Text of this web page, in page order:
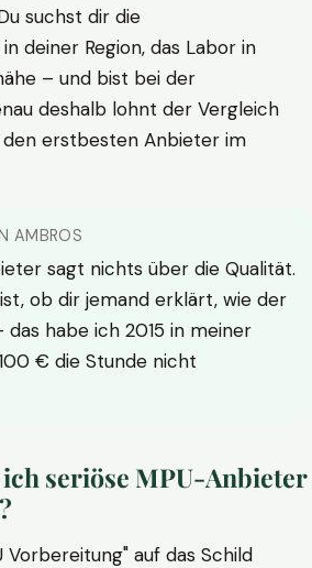
suchst dir die
deiner Region, das Labor in
– und bist bei der
deshalb lohnt der Vergleich
erstbesten Anbieter im
AMBROS
sagt nichts über die Qualität.
ob dir jemand erklärt, wie der
habe ich 2015 in meiner
€ die Stunde nicht
seriöse MPU-Anbieter
Vorbereitung" auf das Schild